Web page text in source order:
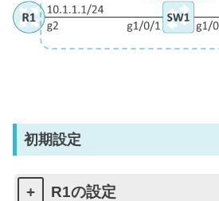
初期設定
R1の設定